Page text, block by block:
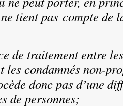
tient pas compte de
de traitement entre
les condamnés non-
donc pas d’une
de personnes;